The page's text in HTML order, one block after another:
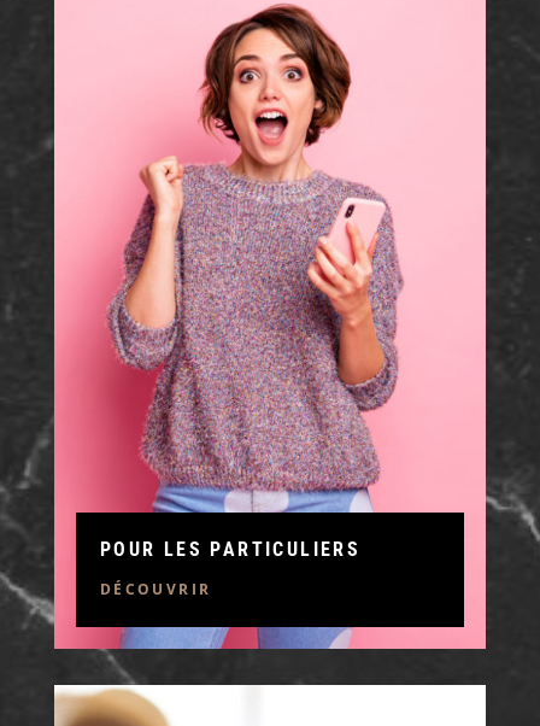
POUR LES PARTICULIERS
DÉCOUVRIR